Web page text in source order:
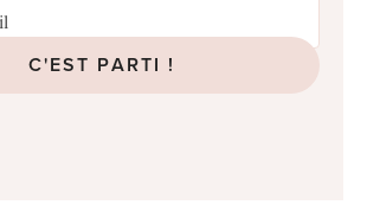
C'EST PARTI !